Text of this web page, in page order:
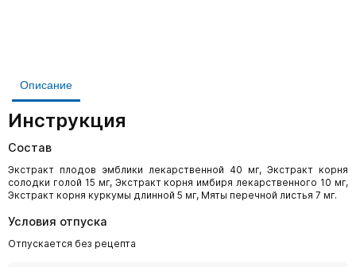
Описание
Инструкция
Состав
Экстракт плодов эмблики лекарственной 40 мг, Экстракт корня
солодки голой 15 мг, Экстракт корня имбиря лекарственного 10 мг,
Экстракт корня куркумы длинной 5 мг, Мяты перечной листья 7 мг.
Условия отпуска
Отпускается без рецепта